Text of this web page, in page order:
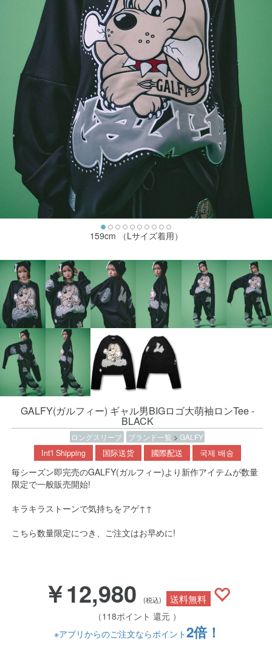
159cm （Lサイズ着用）
GALFY(ガルフィー) ギャル男BIGロゴ大萌袖ロンTee -
BLACK
ロングスリーブ ブランド一覧 > GALFY
Int'l Shipping 国际送货 國際配送 국제 배송
毎シーズン即完売のGALFY(ガルフィー)より新作アイテムが数量
限定で一般販売開始!
キラキラストーンで気持ちをアゲ↑↑
こちら数量限定につき、ご注文はお早めに!
￥12,980 (税込) 送料無料
（118ポイント 還元 ）
※アプリからのご注文ならポイント2倍！